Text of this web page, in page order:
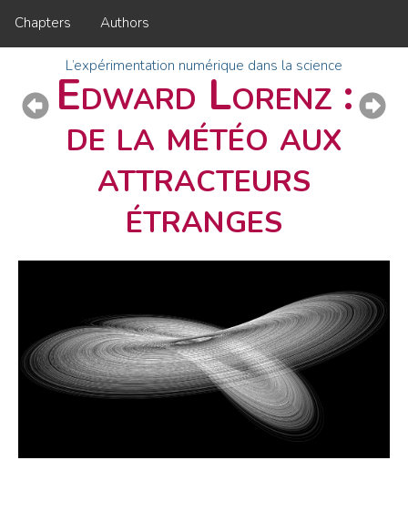
Chapters Authors
L’expérimentation numérique dans la science
Edward Lorenz :
de la météo aux
attracteurs
étranges